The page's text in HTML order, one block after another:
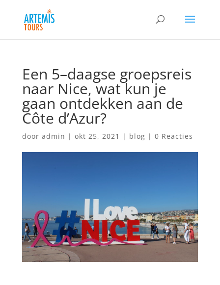
Een 5–daagse groepsreis
naar Nice, wat kun je
gaan ontdekken aan de
Côte d’Azur?
door admin | okt 25, 2021 | blog | 0 Reacties